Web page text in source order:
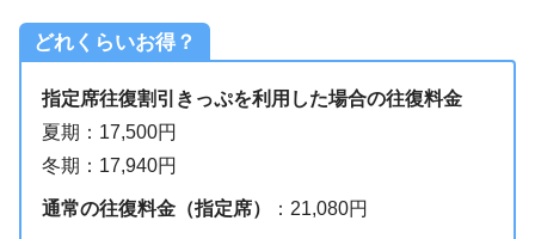
どれくらいお得？
指定席往復割引きっぷを利用した場合の往復料金
夏期：17,500円
冬期：17,940円
通常の往復料金（指定席） ：21,080円